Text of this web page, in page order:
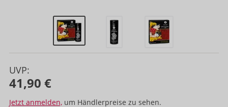
UVP:
41,90 €
Jetzt anmelden, um Händlerpreise zu sehen.